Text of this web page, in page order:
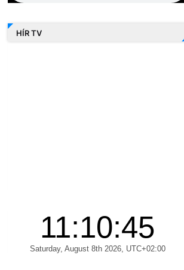
HÍR TV